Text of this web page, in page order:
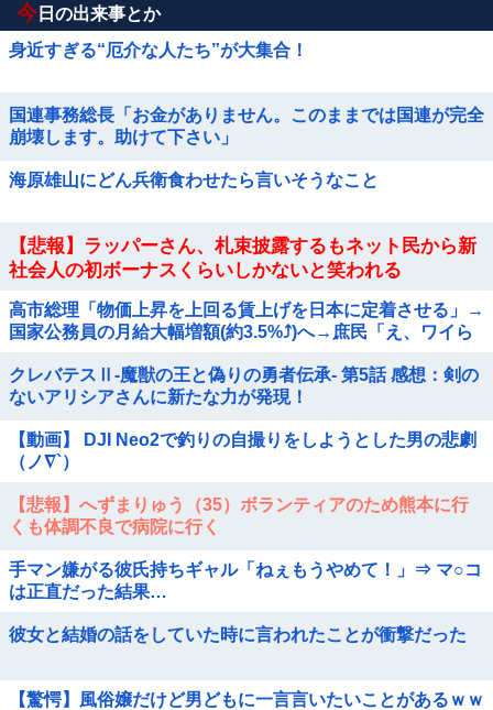
今 日の出来事とか
身近すぎる“厄介な人たち”が大集合！
国連事務総長「お金がありません。このままでは国連が完全
崩壊します。助けて下さい」
海原雄山にどん兵衛食わせたら言いそうなこと
【悲報】ラッパーさん、札束披露するもネット民から新
社会人の初ボーナスくらいしかないと笑われる
高市総理「物価上昇を上回る賃上げを日本に定着させる」→
国家公務員の月給大幅増額(約3.5%⤴)へ→庶民「え、ワイら
クレバテスⅡ-魔獣の王と偽りの勇者伝承- 第5話 感想：剣の
ないアリシアさんに新たな力が発現！
【動画】 DJI Neo2で釣りの自撮りをしようとした男の悲劇
（ノ∇`）
【悲報】へずまりゅう（35）ボランティアのため熊本に行
くも体調不良で病院に行く
手マン嫌がる彼氏持ちギャル「ねぇもうやめて！」⇒ マ○コ
は正直だった結果…
彼女と結婚の話をしていた時に言われたことが衝撃だった
【驚愕】風俗嬢だけど男どもに一言言いたいことがあるｗｗ